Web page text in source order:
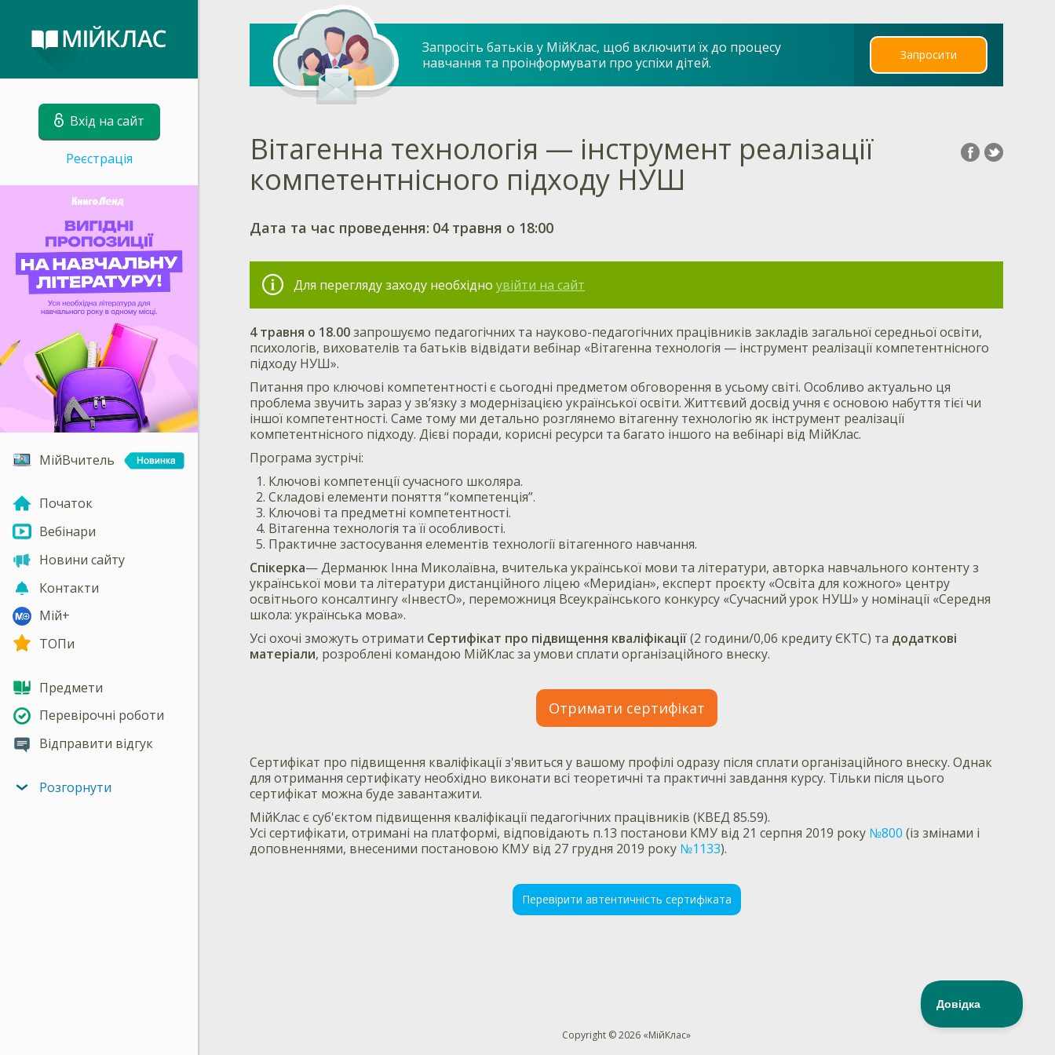
Вхід на сайт
Реєстрація
МійВчитель
Початок
Вебінари
Новини сайту
Контакти
Мій+
ТОПи
Предмети
Перевірочні роботи
Відправити відгук
Розгорнути
Запросіть батьків у МійКлас, щоб включити їх до процесу
навчання та проінформувати про успіхи дітей.
Запросити
Вітагенна технологія — інструмент реалізації
компетентнісного підходу НУШ
Дата та час проведення: 04 травня о 18:00
Для перегляду заходу необхідно увійти на сайт
4 травня о 18.00запрошуємо педагогічних та науково-педагогічних працівників закладів загальної середньої освіти,
психологів, вихователів та батьків відвідати вебінар «Вітагенна технологія — інструмент реалізації компетентнісного
підходу НУШ».
Питання про ключові компетентності є сьогодні предметом обговорення в усьому світі. Особливо актуально ця
проблема звучить зараз у зв’язку з модернізацією української освіти. Життєвий досвід учня є основою набуття тієї чи
іншої компетентності. Саме тому ми детально розглянемо вітагенну технологію як інструмент реалізації
компетентнісного підходу. Дієві поради, корисні ресурси та багато іншого на вебінарі від МійКлас.
Програма зустрічі:
Ключові компетенції сучасного школяра.
Складові елементи поняття “компетенція”.
Ключові та предметні компетентності.
Вітагенна технологія та її особливості.
Практичне застосування елементів технології вітагенного навчання.
Спікерка— Дерманюк Інна Миколаївна, вчителька української мови та літератури, авторка навчального контенту з
української мови та літератури дистанційного ліцею «Меридіан», експерт проєкту «Освіта для кожного» центру
освітнього консалтингу «ІнвестО», переможниця Всеукраїнського конкурсу «Сучасний урок НУШ» у номінації «Середня
школа: українська мова».
Усі охочі зможуть отримати Сертифікат про підвищення кваліфікації(2 години/0,06 кредиту ЄКТС) та додаткові
матеріали, розроблені командою МійКлас за умови сплати організаційного внеску.
Отримати сертифікат
Сертифікат про підвищення кваліфікації з'явиться у вашому профілі одразу після сплати організаційного внеску. Однак
для отримання сертифікату необхідно виконати всі теоретичні та практичні завдання курсу. Тільки після цього
сертифікат можна буде завантажити.
МійКлас є суб'єктом підвищення кваліфікації педагогічних працівників (КВЕД 85.59).
Усі сертифікати, отримані на платформі, відповідають п.13 постанови КМУ від 21 серпня 2019 року №800 (із змінами і
доповненнями, внесеними постановою КМУ від 27 грудня 2019 року №1133).
Перевірити автентичність сертифіката
Copyright © 2026 «МійКлас»